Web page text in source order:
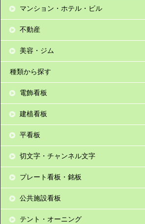
マンション・ホテル・ビル
不動産
美容・ジム
種類から探す
電飾看板
建植看板
平看板
切文字・チャンネル文字
プレート看板・銘板
公共施設看板
テント・オーニング